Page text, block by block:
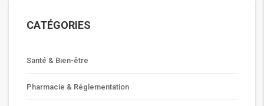
CATÉGORIES
Santé & Bien-être
Pharmacie & Réglementation